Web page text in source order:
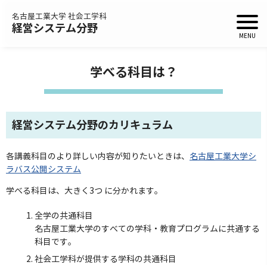
名古屋工業大学 社会工学科
経営システム分野
学べる科目は？
経営システム分野のカリキュラム
各講義科目のより詳しい内容が知りたいときは、 名古屋工業大学シ
ラバス公開システム
学べる科目は、大きく3つ に分かれます。
全学の共通科目
名古屋工業大学のすべての学科・教育プログラムに共通する
科目です。
社会工学科が提供する学科の共通科目